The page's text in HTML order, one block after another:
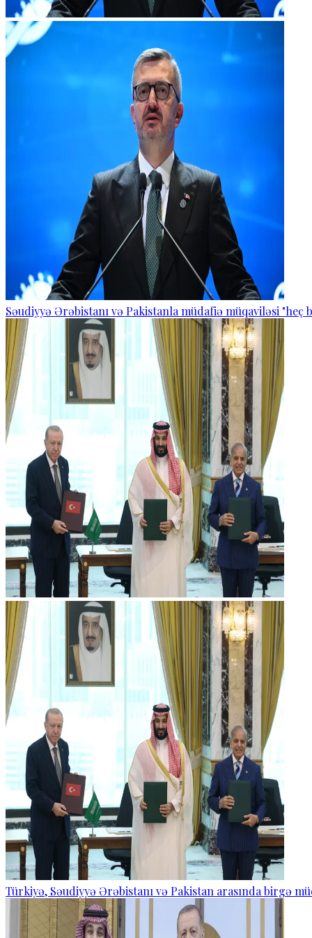
Səudiyyə Ərəbistanı və Pakistanla müdafiə müqaviləsi
Türkiyə, Səudiyyə Ərəbistanı və Pakistan arasında birgə